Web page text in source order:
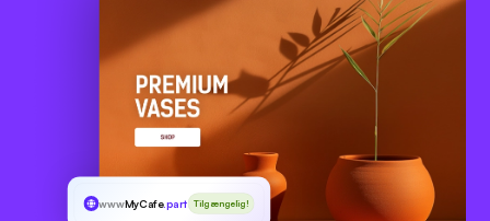
wwwMyCafe.parts Tilgængelig!